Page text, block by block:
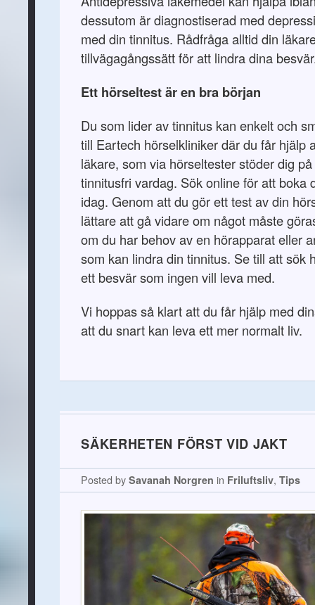
dessutom är diagnostiserad med
med din tinnitus. Rådfråga alltid din
tillvägagångssätt för att lindra dina
Ett hörseltest är en bra början
Du som lider av tinnitus kan enkelt och
till Eartech hörselkliniker där du får hjälp
läkare, som via hörseltester stöder dig
tinnitusfri vardag. Sök online för att boka
idag. Genom att du gör ett test av din
lättare att gå vidare om något måste
om du har behov av en hörapparat eller
som kan lindra din tinnitus. Se till att sök
ett besvär som ingen vill leva med.
Vi hoppas så klart att du får hjälp med
att du snart kan leva ett mer normalt liv.
SÄKERHETEN FÖRST VID JAKT
Posted bySavanah Norgren in Friluftsliv,Tips